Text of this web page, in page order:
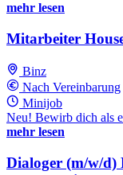
mehr lesen
Mitarbeiter
Binz
Nach Vereinbarung
Minijob
Neu! Bewirb dich als
mehr lesen
Dialoger (m/w/d)